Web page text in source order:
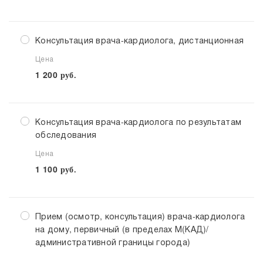
Консультация врача-кардиолога, дистанционная
Цена
1 200 руб.
Консультация врача-кардиолога по результатам
обследования
Цена
1 100 руб.
Прием (осмотр, консультация) врача-кардиолога
на дому, первичный (в пределах М(КАД)/
административной границы города)